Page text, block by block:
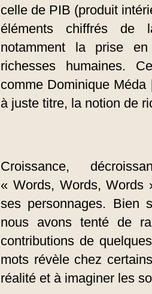
celle de PIB (produit
éléments chiffrés de
notamment la prise
richesses humaines.
comme Dominique Méda
à juste titre, la notion de
Croissance,
« Words, Words, Words
ses personnages. Bien
nous avons tenté de
contributions de
mots révèle chez
réalité et à imaginer les